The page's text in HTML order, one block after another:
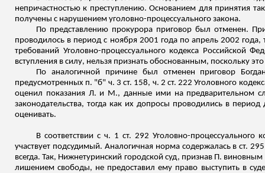
непричастностью к преступлению. Основанием для принятия
получены с нарушением уголовно-процессуального закона.
По представлению прокурора приговор был отменен.
проводилось в период с ноября 2001 года по апрель 2002
требований Уголовно-процессуального кодекса Российской
вступления в силу, нельзя признать обоснованным, поскольку
По аналогичной причине был отменен приговор
предусмотренных п. "б" ч. 3 ст. 158, ч. 2 ст. 222 Уголовного
оценил показания Л. и М., данные ими на предварительном
законодательства, тогда как их допросы проводились в
оценивать.
В соответствии с ч. 1 ст. 292 Уголовно-
участвует подсудимый. Аналогичная норма содержалась в ст.
всегда. Так, Нижнетуринский городской суд, признав П.
лишением свободы, не предоставил ему право выступить в